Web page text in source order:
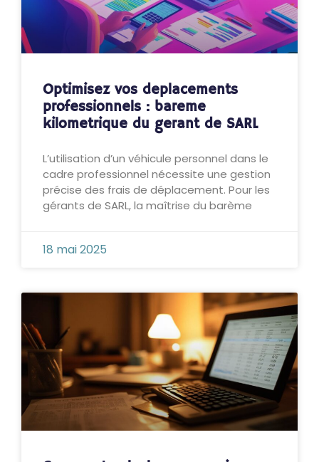
Optimisez vos deplacements
professionnels : bareme
kilometrique du gerant de SARL
L’utilisation d’un véhicule personnel dans le
cadre professionnel nécessite une gestion
précise des frais de déplacement. Pour les
gérants de SARL, la maîtrise du barème
18 mai 2025